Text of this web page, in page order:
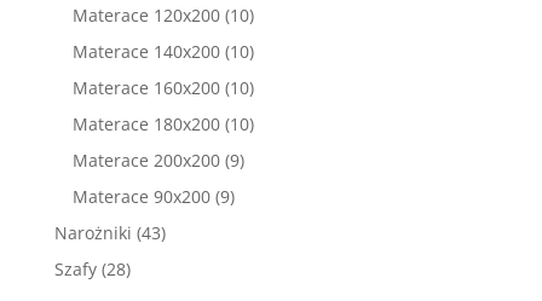
produktów
Materace 120x200 1010
produktów
Materace 140x200 1010
produktów
Materace 160x200 1010
produktów
Materace 180x200 1010
Materace 200x200 99
Materace 90x200 99
Narożniki 4343
Szafy 2828